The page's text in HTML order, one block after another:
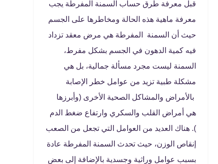
قبل معرفة طرق حساب السمنة المفرطة يجب
معرفة ماهية هذه الحالة ومخاطرها على الجسم
حيث أن السمنة المفرطة هي مرض معقد تزداد
فيه كمية الدهون في الجسم بشكل مفرط،
السمنة ليست مجرد مسألة جمالية، بل هي
مشكلة طبية تزيد من عوامل خطر الإصابة
بالأمراض والمشاكل الصحية الأخرى (وأبرزها
هي أمراض القلب والسكري وارتفاع ضغط الدم
). هناك العديد من العوامل التي تجعل من الصعب
إنقاص الوزن، حيث تحدث السمنة المفرطة عادة
بسبب عوامل وراثية وجسدية بالإضافة إلى بعض